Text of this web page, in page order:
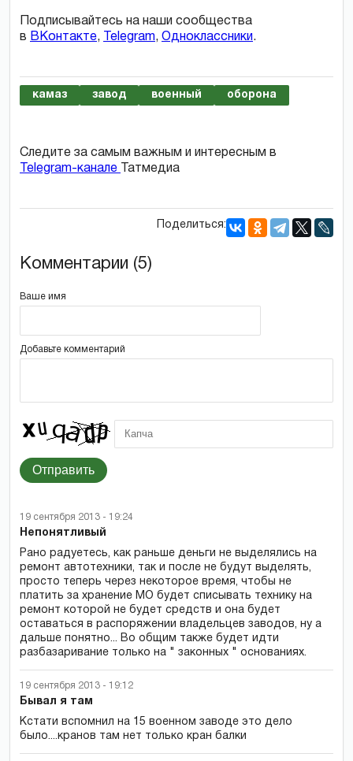
Подписывайтесь на наши сообщества
в ВКонтакте, Telegram, Одноклассники.
камаз завод военный оборона
Следите за самым важным и интересным в
Telegram-канале
Татмедиа
Поделиться:
Комментарии (5)
Ваше имя
Добавьте комментарий
Отправить
19 сентября 2013 - 19:24
Непонятливый
Рано радуетесь, как раньше деньги не выделялись на
ремонт автотехники, так и после не будут выделять,
просто теперь через некоторое время, чтобы не
платить за хранение МО будет списывать технику на
ремонт которой не будет средств и она будет
оставаться в распоряжении владельцев заводов, ну а
дальше понятно... Во общим также будет идти
разбазаривание только на " законных " основаниях.
19 сентября 2013 - 19:12
Бывал я там
Кстати вспомнил на 15 военном заводе это дело
было....кранов там нет только кран балки